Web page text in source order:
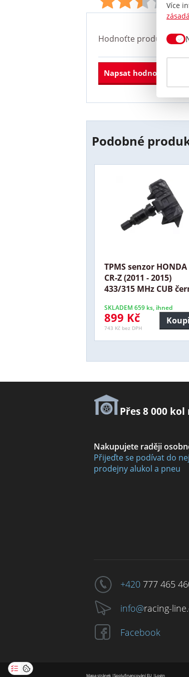
Hodnoťte produkt
Napsat hodnocení
Podobné
TPMS senzor HONDA
CR-Z (2011 - 2015)
433/315 MHz CUB
SKLADEM 659 ks, ihned
899 Kč
743 Kč bez DPH
Přes 8 000
Nakupujete raději
Přijeďte se podívat do
prodejny alukol a pneu
+420 777 465
info@racing-
Facebook
Mapa stránek |Spolufinancování EU |Login
Více